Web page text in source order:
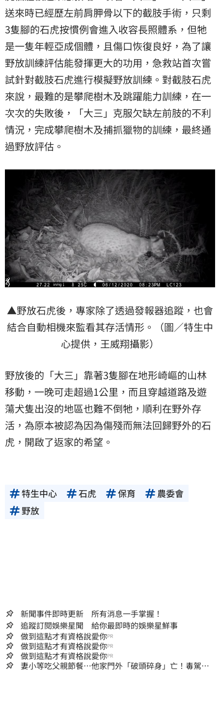
送來時已經歷左前肩胛骨以下的截肢手術，只剩
3隻腳的石虎按慣例會進入收容長照體系，但牠
是一隻年輕亞成個體，且傷口恢復良好，為了讓
野放訓練評估能發揮更大的功用，急救站首次嘗
試針對截肢石虎進行模擬野放訓練。對截肢石虎
來說，最難的是攀爬樹木及跳躍能力訓練，在一
次次的失敗後，「大三」克服欠缺左前肢的不利
情況，完成攀爬樹木及捕抓獵物的訓練，最終通
過野放評估。
▲野放石虎後，專家除了透過發報器追蹤， 也會
結合自動相機來監看其存活情形。（圖／特生中
心提供，王威翔攝影）
野放後的「大三」靠著3隻腳在地形崎嶇的山林
移動，一晚可走超過1公里，而且穿越道路及遊
蕩犬隻出沒的地區也難不倒牠，順利在野外存
活，為原本被認為因為傷殘而無法回歸野外的石
虎，開啟了返家的希望。
特生中心 石虎 保育
農委會
野放
新聞事件即時更新 所有消息一手掌握！
追蹤訂閱娛樂星聞 給你最即時的娛樂星鮮事
做到這點才有資格說愛你PR
做到這點才有資格說愛你PR
做到這點才有資格說愛你PR
妻小等吃父親節餐⋯他家門外「破頭碎身」亡！毒駕男